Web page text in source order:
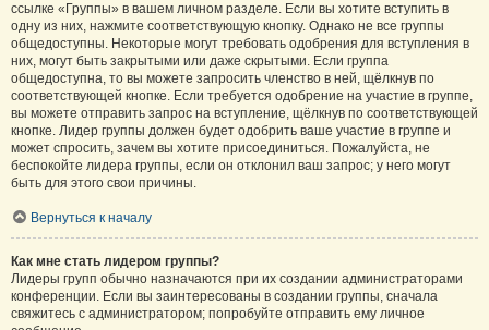
ссылке «Группы» в вашем личном разделе. Если вы хотите вступить в
одну из них, нажмите соответствующую кнопку. Однако не все группы
общедоступны. Некоторые могут требовать одобрения для вступления в
них, могут быть закрытыми или даже скрытыми. Если группа
общедоступна, то вы можете запросить членство в ней, щёлкнув по
соответствующей кнопке. Если требуется одобрение на участие в группе,
вы можете отправить запрос на вступление, щёлкнув по соответствующей
кнопке. Лидер группы должен будет одобрить ваше участие в группе и
может спросить, зачем вы хотите присоединиться. Пожалуйста, не
беспокойте лидера группы, если он отклонил ваш запрос; у него могут
быть для этого свои причины.
Вернуться к началу
Как мне стать лидером группы?
Лидеры групп обычно назначаются при их создании администраторами
конференции. Если вы заинтересованы в создании группы, сначала
свяжитесь с администратором; попробуйте отправить ему личное